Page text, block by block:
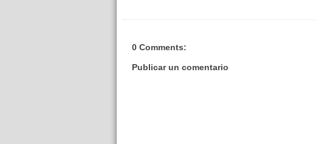
0 Comments:
Publicar un comentario